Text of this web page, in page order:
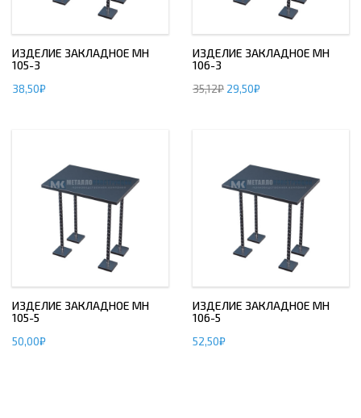
ИЗДЕЛИЕ ЗАКЛАДНОЕ МН
105-3
38,50₽
ИЗДЕЛИЕ ЗАКЛАДНОЕ МН
106-3
35,12₽ 29,50₽
ИЗДЕЛИЕ ЗАКЛАДНОЕ МН
105-5
50,00₽
ИЗДЕЛИЕ ЗАКЛАДНОЕ МН
106-5
52,50₽